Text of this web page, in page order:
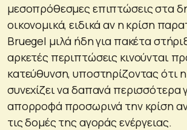
μεσοπρόθεσμες επιπτώσεις στα
οικονομικά, ειδικά αν η κρίση
Bruegel μιλά ήδη για πακέτα
αρκετές περιπτώσεις κινούνται
κατεύθυνση, υποστηρίζοντας ότι
συνεχίζει να δαπανά περισσότερα
απορροφά προσωρινά την κρίση
τις δομές της αγοράς ενέργειας.